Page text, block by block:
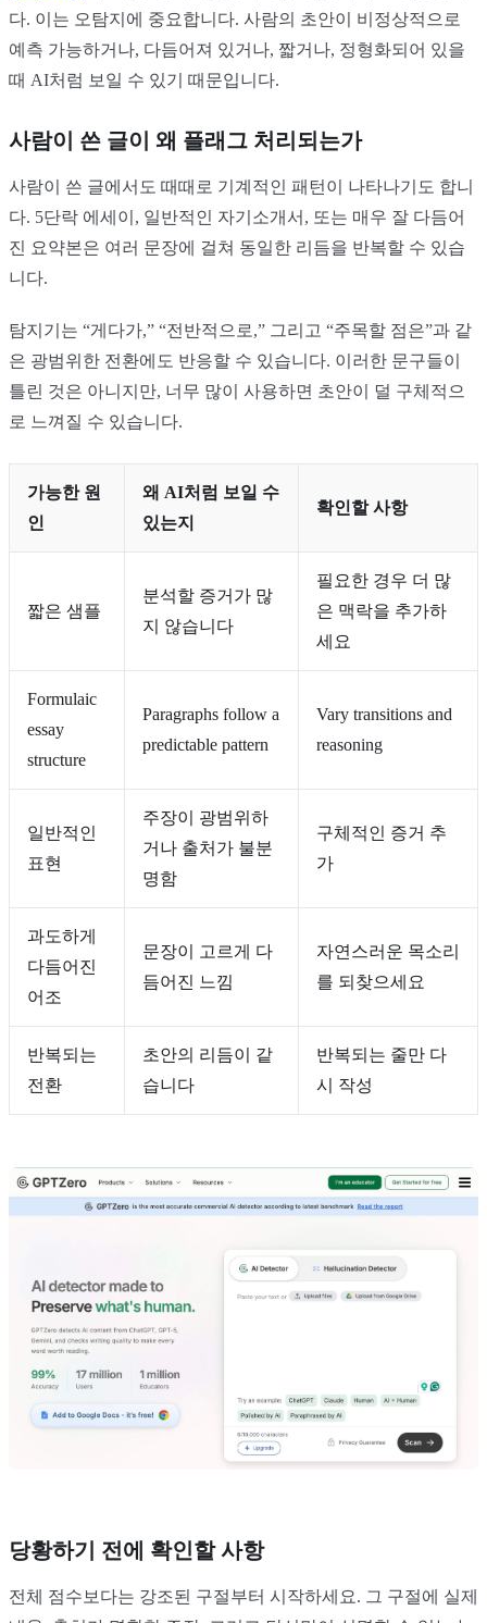
다. 이는 오탐지에 중요합니다. 사람의 초안이 비정상적으로
예측 가능하거나, 다듬어져 있거나, 짧거나, 정형화되어 있을
때 AI처럼 보일 수 있기 때문입니다.
사람이 쓴 글이 왜 플래그 처리되는가
사람이 쓴 글에서도 때때로 기계적인 패턴이 나타나기도 합니
다. 5단락 에세이, 일반적인 자기소개서, 또는 매우 잘 다듬어
진 요약본은 여러 문장에 걸쳐 동일한 리듬을 반복할 수 있습
니다.
탐지기는 “게다가,” “전반적으로,” 그리고 “주목할 점은”과 같
은 광범위한 전환에도 반응할 수 있습니다. 이러한 문구들이
틀린 것은 아니지만, 너무 많이 사용하면 초안이 덜 구체적으
로 느껴질 수 있습니다.
가능한 원
인
왜 AI처럼 보일 수
있는지
확인할 사항
짧은 샘플
분석할 증거가 많
지 않습니다
필요한 경우 더 많
은 맥락을 추가하
세요
Formulaic
essay
structure
Paragraphs follow a
predictable pattern
Vary transitions and
reasoning
일반적인
표현
주장이 광범위하
거나 출처가 불분
명함
구체적인 증거 추
가
과도하게
다듬어진
어조
문장이 고르게 다
듬어진 느낌
자연스러운 목소리
를 되찾으세요
반복되는
전환
초안의 리듬이 같
습니다
반복되는 줄만 다
시 작성
당황하기 전에 확인할 사항
전체 점수보다는 강조된 구절부터 시작하세요. 그 구절에 실제